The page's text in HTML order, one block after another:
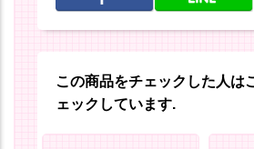
この商品をチェックした人は
ェックしています.